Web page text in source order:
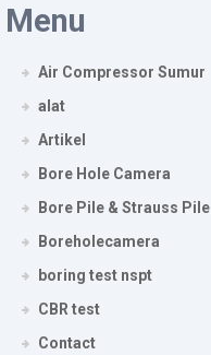
Menu
Air Compressor Sumur
alat
Artikel
Bore Hole Camera
Bore Pile & Strauss Pile
Boreholecamera
boring test nspt
CBR test
Contact